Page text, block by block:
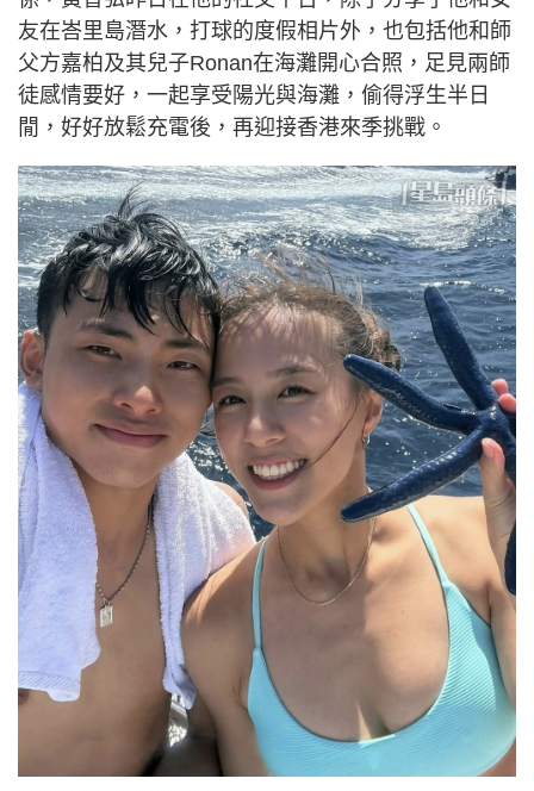
友在峇里島潛水，打球的度假相片外，也包括他和師
父方嘉柏及其兒子Ronan在海灘開心合照，足見兩師
徒感情要好，一起享受陽光與海灘，偷得浮生半日
閒，好好放鬆充電後，再迎接香港來季挑戰。